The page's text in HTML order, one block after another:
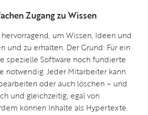
Zugang zu Wissen
um Wissen, Ideen und
und zu erhalten. Der Grund: Für ein
spezielle Software noch fundierte
notwendig. Jeder Mitarbeiter kann
oder auch löschen – und
und gleichzeitig, egal von
können Inhalte als Hypertexte